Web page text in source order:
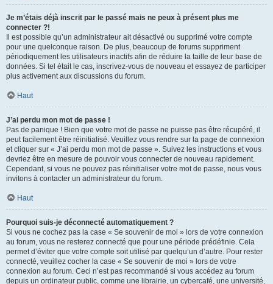
Je m’étais déjà inscrit par le passé mais ne peux à présent plus me
connecter ?!
Il est possible qu’un administrateur ait désactivé ou supprimé votre compte
pour une quelconque raison. De plus, beaucoup de forums suppriment
périodiquement les utilisateurs inactifs afin de réduire la taille de leur base de
données. Si tel était le cas, inscrivez-vous de nouveau et essayez de participer
plus activement aux discussions du forum.
Haut
J’ai perdu mon mot de passe !
Pas de panique ! Bien que votre mot de passe ne puisse pas être récupéré, il
peut facilement être réinitialisé. Veuillez vous rendre sur la page de connexion
et cliquer sur « J’ai perdu mon mot de passe ». Suivez les instructions et vous
devriez être en mesure de pouvoir vous connecter de nouveau rapidement.
Cependant, si vous ne pouvez pas réinitialiser votre mot de passe, nous vous
invitons à contacter un administrateur du forum.
Haut
Pourquoi suis-je déconnecté automatiquement ?
Si vous ne cochez pas la case « Se souvenir de moi » lors de votre connexion
au forum, vous ne resterez connecté que pour une période prédéfinie. Cela
permet d’éviter que votre compte soit utilisé par quelqu’un d’autre. Pour rester
connecté, veuillez cocher la case « Se souvenir de moi » lors de votre
connexion au forum. Ceci n’est pas recommandé si vous accédez au forum
depuis un ordinateur public, comme une librairie, un cybercafé, une université,